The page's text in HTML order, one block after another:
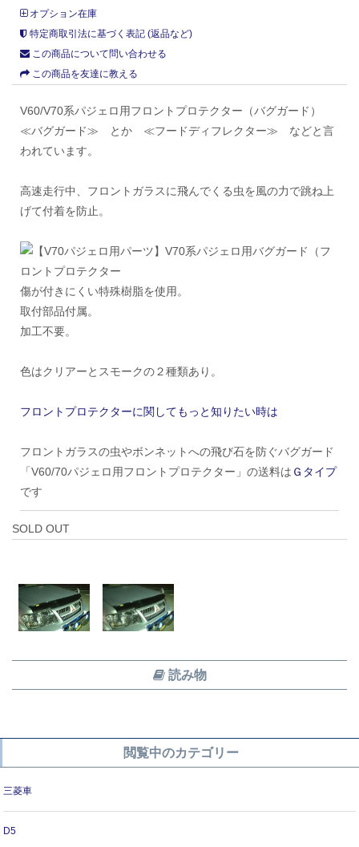
オプション在庫
特定商取引法に基づく表記 (返品など)
この商品について問い合わせる
この商品を友達に教える
V60/V70系パジェロ用フロントプロテクター（バグガード）
≪バグガード≫ とか ≪フードディフレクター≫ などと言
われています。
高速走行中、フロントガラスに飛んでくる虫を風の力で跳ね上
げて付着を防止。
傷が付きにくい特殊樹脂を使用。
取付部品付属。
加工不要。
色はクリアーとスモークの２種類あり。
フロントプロテクターに関してもっと知りたい時は
フロントガラスの虫やボンネットへの飛び石を防ぐバグガード
「V60/70パジェロ用フロントプロテクター」の送料は Ｇタイプ
です
SOLD OUT
読み物
閲覧中のカテゴリー
三菱車
D5